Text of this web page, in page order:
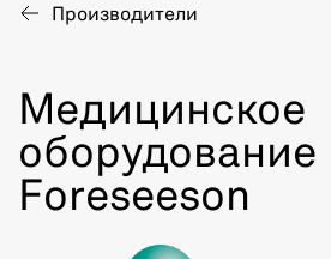
Производители
Медицинское
оборудование
Foreseeson